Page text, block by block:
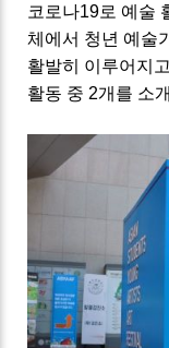
코로나19로 예술
체에서 청년 예술
활발히 이루어지
활동 중 2개를 소